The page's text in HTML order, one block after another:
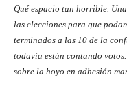
Qué espacio tan horrible.
las elecciones para que
terminados a las 10 de la
todavía están contando
sobre la hoyo en adhesión